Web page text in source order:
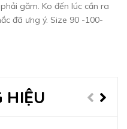
găm. Ko đến lúc cần ra
đã ưng ý. Size 90 -100-
HIỆU